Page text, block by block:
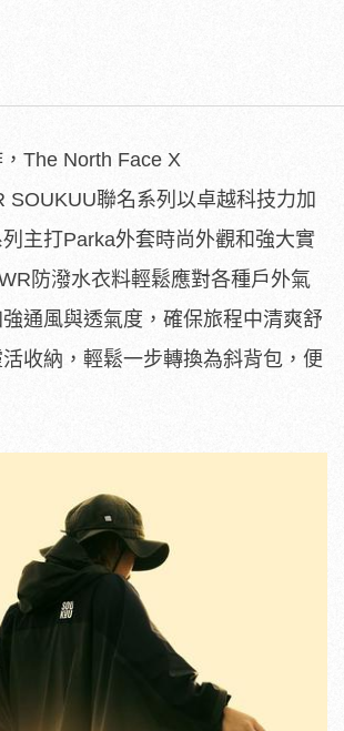
The North Face X
SOUKUU聯名系列以卓越科技力加
主打Parka外套時尚外觀和強大實
防潑水衣料輕鬆應對各種戶外氣
通風與透氣度，確保旅程中清爽舒
收納，輕鬆一步轉換為斜背包，便